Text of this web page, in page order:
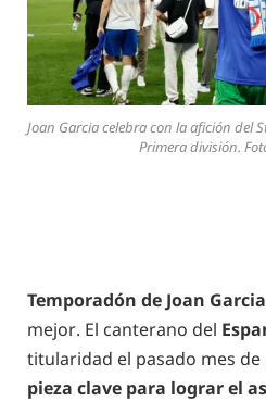
Joan Garcia celebra con la afición del
Primera división.
Temporadón de Joan Garcia
mejor. El canterano del
titularidad el pasado mes
pieza clave para lograr el